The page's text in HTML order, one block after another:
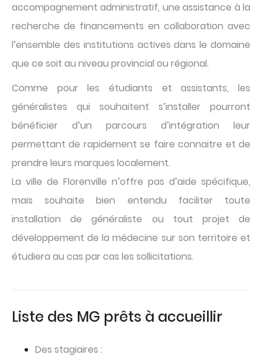
accompagnement administratif, une assistance à la
recherche de financements en collaboration avec
l’ensemble des institutions actives dans le domaine
que ce soit au niveau provincial ou régional.
Comme pour les étudiants et assistants, les
généralistes qui souhaitent s’installer pourront
bénéficier d’un parcours d’intégration leur
permettant de rapidement se faire connaitre et de
prendre leurs marques localement.
La ville de Florenville n’offre pas d’aide spécifique,
mais souhaite bien entendu faciliter toute
installation de généraliste ou tout projet de
développement de la médecine sur son territoire et
étudiera au cas par cas les sollicitations.
Liste des MG prêts à accueillir
Des stagiaires :